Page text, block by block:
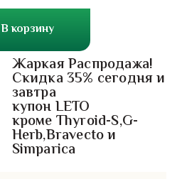
В корзину
Жаркая Распродажа!
Скидка 35% сегодня и
завтра
купон LETO
кроме Thyroid-S,G-
Herb,Bravecto и
Simparica